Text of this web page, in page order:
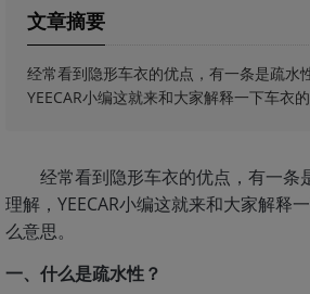
文章摘要
经常看到隐形车衣的优点，有一条是疏水
YEECAR小编这就来和大家解释一下车衣
经常看到隐形车衣的优点，有一条
理解，YEECAR小编这就来和大家解释
么意思。
一、什么是疏水性？